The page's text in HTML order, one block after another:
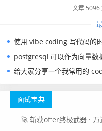
文章 5096
使用 vibe coding 写代码的时候
postgresql 可以作为向量数
给大家分享一个我常用的
面试宝典
🚀 斩获offer终极武器 ·